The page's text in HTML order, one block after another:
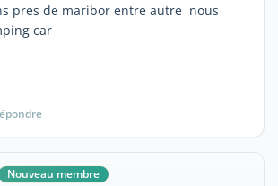
pres de maribor entre autre nous
car
Nouveau membre